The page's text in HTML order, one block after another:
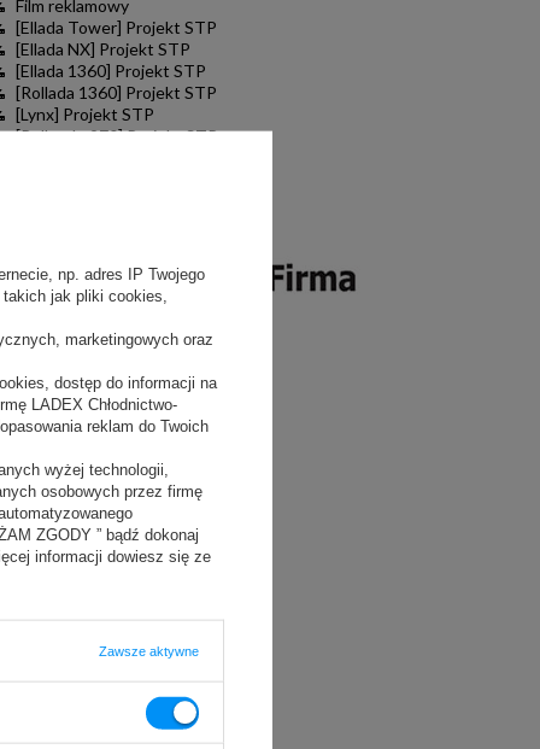
Film reklamowy
[Ellada Tower] Projekt STP
[Ellada NX] Projekt STP
[Ellada 1360] Projekt STP
[Rollada 1360] Projekt STP
[Lynx] Projekt STP
[Rollando 970] Projekt STP
np. adres IP Twojego
jak pliki cookies,
marketingowych oraz
dostęp do informacji na
LADEX Chłodnictwo-
reklam do Twoich
wyżej technologii,
osobowych przez firmę
ZGODY ” bądź dokonaj
informacji dowiesz się ze
Zawsze aktywne